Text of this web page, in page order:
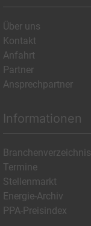
Über uns
Kontakt
Anfahrt
Partner
Ansprechpartner
Informationen
Branchenverzeichnis
Termine
Stellenmarkt
Energie-Archiv
PPA-Preisindex